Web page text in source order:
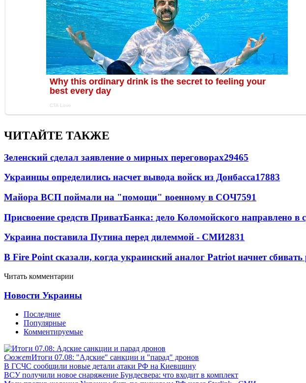
ЧИТАЙТЕ ТАКЖЕ
Зеленский сделал заявление о мирных переговорах29465
Украинцы определились насчет вывода войск из Донбасса17883
Майора ВСП поймали на "помощи" военному в СОЧ7591
Присвоение средств ПриватБанка: дело Коломойского направлено в
Украина поставила Путина перед дилеммой - СМИ2831
В Fire Point сказали, когда украинский аналог Patriot начнет
Читать комментарии
Новости Украины
Последние
Популярные
Комментируемые
СюжетИтоги 07.08: "Адские" санкции и "парад" дронов
В ГСЧС сообщили новые детали атаки РФ на Киевщину
ВСУ получили новое снаряжение Бундесвера: что входит в комплект